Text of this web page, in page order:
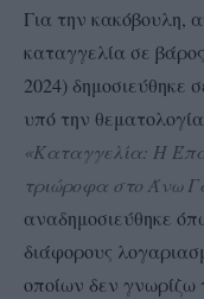
Για την κακόβουλη,
καταγγελία σε
2024) δημοσιεύθηκε
υπό την
«Καταγγελία: Η
τριώροφα στο Άνω
αναδημοσιεύθηκε
διάφορους
οποίων δεν γνωρίζω